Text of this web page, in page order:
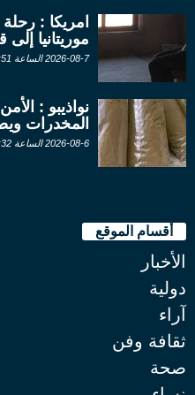
موريتانيا
2026-08-7 الساعة 10:51
نواذيبو :
المخدرات ويصادر 210 كلغ
2026-08-6 الساعة 22:32
أقسام الموقع
الأخبار
دولية
آراء
ثقافة وفن
صحة